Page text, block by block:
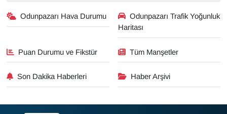
Odunpazarı Hava Durumu
Odunpazarı Trafik Yoğunluk
Haritası
Puan Durumu ve Fikstür Tüm Manşetler
Son Dakika Haberleri Haber Arşivi